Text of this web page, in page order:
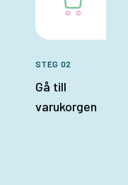
STEG 02
Gå till
varukorgen